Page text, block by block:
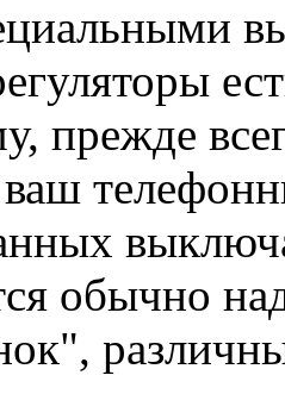
прежде
обычно